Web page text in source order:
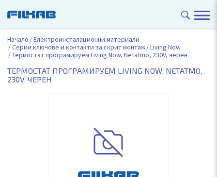
Начало
Електроинсталационни материали
Серии ключове и контакти за скрит монтаж Living Now
Термостат програмируем Living Now, Netatmo, 230V, черен
ТЕРМОСТАТ ПРОГРАМИРУЕМ LIVING NOW, NETATMO,
230V, ЧЕРЕН